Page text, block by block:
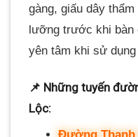
gàng, giấu dây
lưỡng trước khi bàn
yên tâm khi sử dụng
📌 Những tuyến
Lộc: